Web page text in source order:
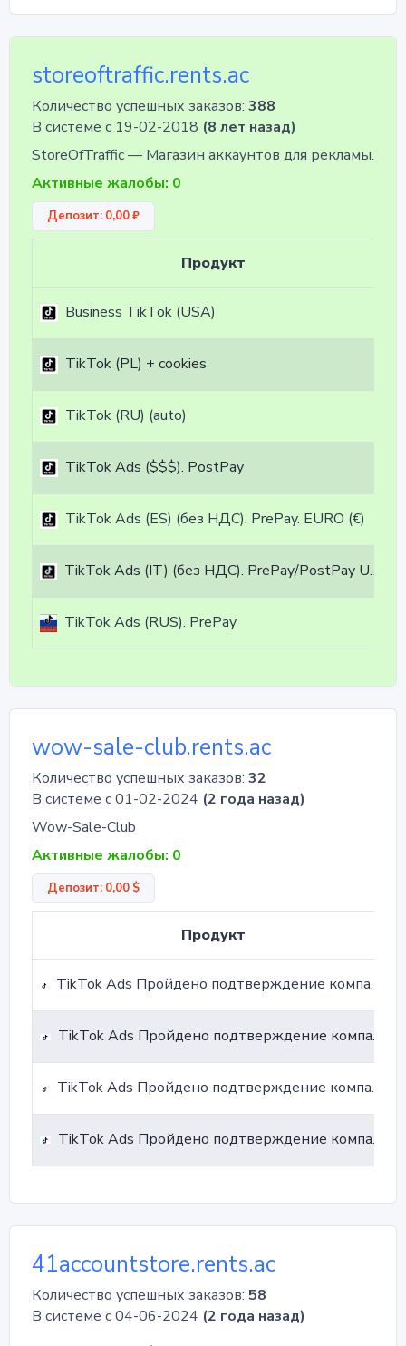
storeoftraffic.rents.ac
Количество успешных заказов: 388
В системе с 19-02-2018 (8 лет назад)
StoreOfTraffic — Магазин аккаунтов для рекламы.
Активные жалобы: 0
Депозит: 0,00 ₽
Продукт
Business TikTok (USA)
TikTok (PL) + cookies
TikTok (RU) (auto)
TikTok Ads ($$$). PostPay
TikTok Ads (ES) (без НДС). PrePay. EURO (€)
TikTok Ads (IT) (без НДС). PrePay/PostPay USD ($)
TikTok Ads (RUS). PrePay
wow-sale-club.rents.ac
Количество успешных заказов: 32
В системе с 01-02-2024 (2 года назад)
Wow-Sale-Club
Активные жалобы: 0
Депозит: 0,00 $
Продукт
TikTok Ads Пройдено подтверждение компании. Страна Италия. Автоматический платеж
TikTok Ads Пройдено подтверждение компании. Страна Италия. Ручной платеж
TikTok Ads Пройдено подтверждение компании. Страна США. Автоматический платеж
TikTok Ads Пройдено подтверждение компании. Страна США. Ручной платеж
41accountstore.rents.ac
Количество успешных заказов: 58
В системе с 04-06-2024 (2 года назад)